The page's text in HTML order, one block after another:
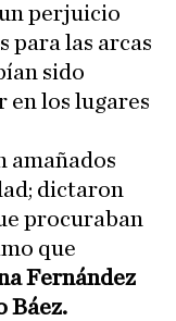
perjuicio
para las arcas
sido
en los lugares
amañados
dictaron
procuraban
que
Fernández
Báez.